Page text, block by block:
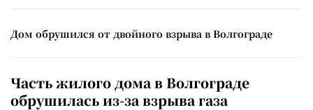
Дом обрушился от двойного взрыва в Волгограде
Часть жилого дома в Волгограде
обрушилась из-за взрыва газа